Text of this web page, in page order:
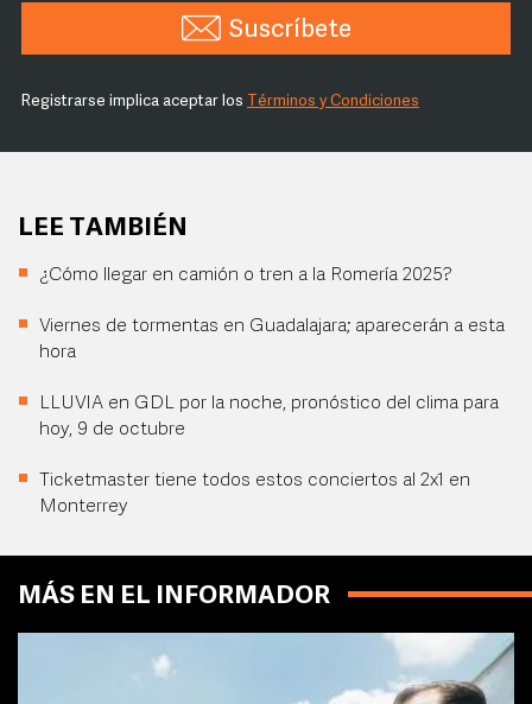
Suscríbete
Registrarse implica aceptar los Términos y Condiciones
LEE TAMBIÉN
¿Cómo llegar en camión o tren a la Romería 2025?
Viernes de tormentas en Guadalajara; aparecerán a esta
hora
LLUVIA en GDL por la noche, pronóstico del clima para
hoy, 9 de octubre
Ticketmaster tiene todos estos conciertos al 2x1 en
Monterrey
MÁS EN EL INFORMADOR